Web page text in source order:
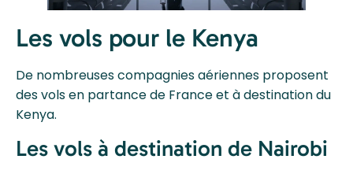
Les vols pour le Kenya
De nombreuses compagnies aériennes proposent
des vols en partance de France et à destination du
Kenya.
Les vols à destination de Nairobi